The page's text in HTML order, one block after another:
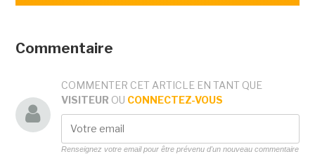
Commentaire
COMMENTER CET ARTICLE EN TANT QUE
VISITEUR OU CONNECTEZ-VOUS
Renseignez votre email pour être prévenu d'un nouveau commentaire